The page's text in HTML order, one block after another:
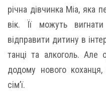
річна дівчинка Міа, яка
вік. Її можуть
відправити дитину в
танці та алкоголь. Але
додому нового
сім’ї.